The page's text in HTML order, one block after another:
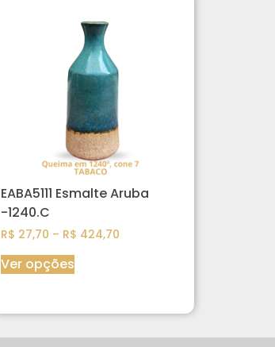
EABA5111 Esmalte Aruba
-1240.C
R$ 27,70 – R$ 424,70
Ver opções